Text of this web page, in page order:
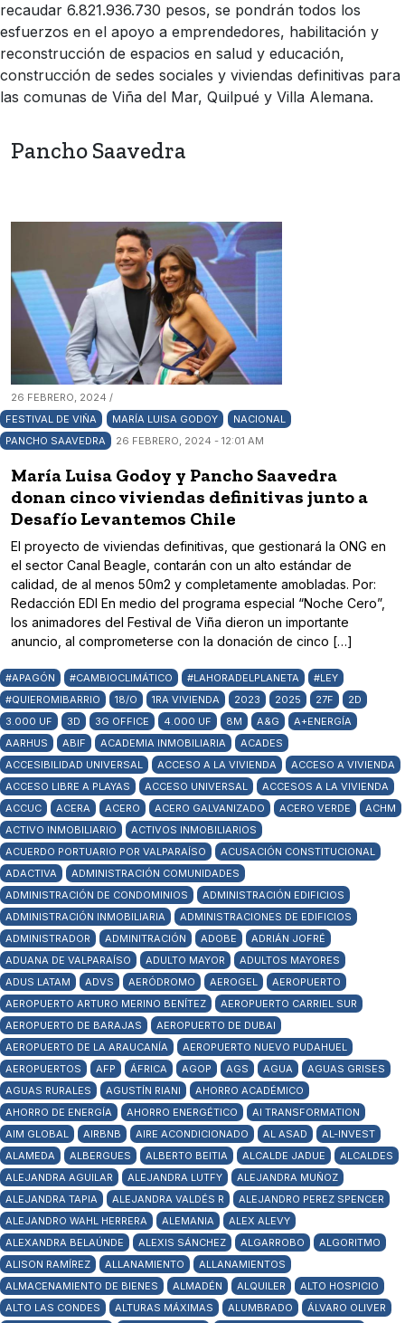
recaudar 6.821.936.730 pesos, se pondrán todos los
esfuerzos en el apoyo a emprendedores, habilitación y
reconstrucción de espacios en salud y educación,
construcción de sedes sociales y viviendas definitivas para
las comunas de Viña del Mar, Quilpué y Villa Alemana.
Pancho Saavedra
26 FEBRERO, 2024 /
FESTIVAL DE VIÑA
MARÍA LUISA GODOY
NACIONAL
PANCHO SAAVEDRA
26 FEBRERO, 2024 - 12:01 AM
María Luisa Godoy y Pancho Saavedra
donan cinco viviendas definitivas junto a
Desafío Levantemos Chile
El proyecto de viviendas definitivas, que gestionará la ONG en
el sector Canal Beagle, contarán con un alto estándar de
calidad, de al menos 50m2 y completamente amobladas. Por:
Redacción EDI En medio del programa especial “Noche Cero”,
los animadores del Festival de Viña dieron un importante
anuncio, al comprometerse con la donación de cinco […]
#APAGÓN #CAMBIOCLIMÁTICO #LAHORADELPLANETA
#LEY
#QUIEROMIBARRIO
18/O 1RA VIVIENDA 2023 2025 27F
2D
3.000 UF
3D 3G OFFICE 4.000 UF 8M A&G
A+ENERGÍA
AARHUS
ABIF ACADEMIA INMOBILIARIA
ACADES
ACCESIBILIDAD UNIVERSAL
ACCESO A LA VIVIENDA
ACCESO A VIVIENDA
ACCESO LIBRE A PLAYAS
ACCESO UNIVERSAL
ACCESOS A LA VIVIENDA
ACCUC
ACERA ACERO ACERO GALVANIZADO ACERO VERDE
ACHM
ACTIVO INMOBILIARIO
ACTIVOS INMOBILIARIOS
ACUERDO PORTUARIO POR VALPARAÍSO
ACUSACIÓN CONSTITUCIONAL
ADACTIVA
ADMINISTRACIÓN COMUNIDADES
ADMINISTRACIÓN DE CONDOMINIOS
ADMINISTRACIÓN EDIFICIOS
ADMINISTRACIÓN INMOBILIARIA
ADMINISTRACIONES DE EDIFICIOS
ADMINISTRADOR
ADMINITRACIÓN ADOBE
ADRIÁN JOFRÉ
ADUANA DE VALPARAÍSO
ADULTO MAYOR
ADULTOS MAYORES
ADUS LATAM
ADVS AERÓDROMO AEROGEL
AEROPUERTO
AEROPUERTO ARTURO MERINO BENÍTEZ
AEROPUERTO CARRIEL SUR
AEROPUERTO DE BARAJAS
AEROPUERTO DE DUBAI
AEROPUERTO DE LA ARAUCANÍA
AEROPUERTO NUEVO PUDAHUEL
AEROPUERTOS
AFP ÁFRICA AGOP AGS AGUA
AGUAS GRISES
AGUAS RURALES
AGUSTÍN RIANI
AHORRO ACADÉMICO
AHORRO DE ENERGÍA
AHORRO ENERGÉTICO
AI TRANSFORMATION
AIM GLOBAL
AIRBNB AIRE ACONDICIONADO AL ASAD
AL-INVEST
ALAMEDA
ALBERGUES ALBERTO BEITIA ALCALDE JADUE
ALCALDES
ALEJANDRA AGUILAR
ALEJANDRA LUTFY
ALEJANDRA MUÑOZ
ALEJANDRA TAPIA
ALEJANDRA VALDÉS R
ALEJANDRO PEREZ SPENCER
ALEJANDRO WAHL HERRERA
ALEMANIA
ALEX ALEVY
ALEXANDRA BELAÚNDE
ALEXIS SÁNCHEZ ALGARROBO
ALGORITMO
ALISON RAMÍREZ
ALLANAMIENTO
ALLANAMIENTOS
ALMACENAMIENTO DE BIENES
ALMADÉN ALQUILER
ALTO HOSPICIO
ALTO LAS CONDES
ALTURAS MÁXIMAS ALUMBRADO ÁLVARO OLIVER